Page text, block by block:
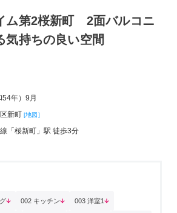
ム第2桜新町 2面バルコニ
気持ちの良い空間
54年）9月
新町 [地図]
「桜新町」駅 徒歩3分
002 キッチン 003 洋室1